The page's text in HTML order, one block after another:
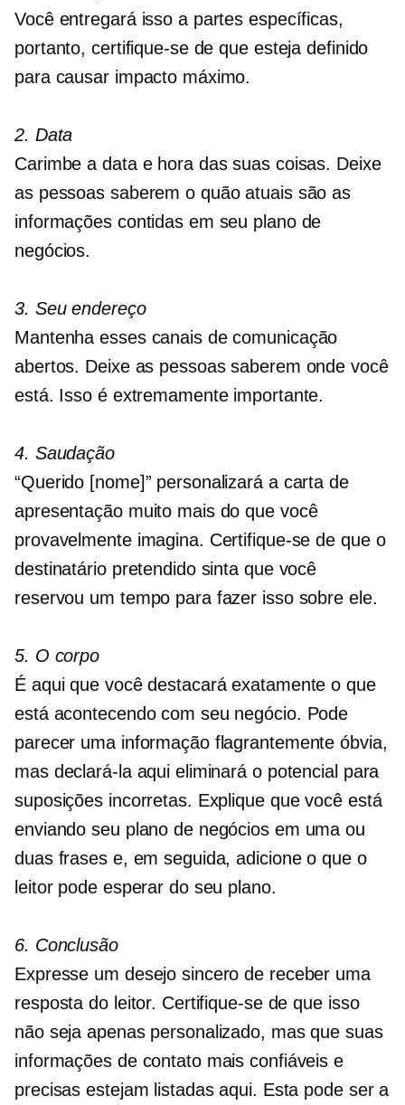
Você entregará isso a partes específicas,
portanto, certifique-se de que esteja definido
para causar impacto máximo.
2. Data
Carimbe a data e hora das suas coisas. Deixe
as pessoas saberem o quão atuais são as
informações contidas em seu plano de
negócios.
3. Seu endereço
Mantenha esses canais de comunicação
abertos. Deixe as pessoas saberem onde você
está. Isso é extremamente importante.
4. Saudação
“Querido [nome]” personalizará a carta de
apresentação muito mais do que você
provavelmente imagina. Certifique-se de que o
destinatário pretendido sinta que você
reservou um tempo para fazer isso sobre ele.
5. O corpo
É aqui que você destacará exatamente o que
está acontecendo com seu negócio. Pode
parecer uma informação flagrantemente óbvia,
mas declará-la aqui eliminará o potencial para
suposições incorretas. Explique que você está
enviando seu plano de negócios em uma ou
duas frases e, em seguida, adicione o que o
leitor pode esperar do seu plano.
6. Conclusão
Expresse um desejo sincero de receber uma
resposta do leitor. Certifique-se de que isso
não seja apenas personalizado, mas que suas
informações de contato mais confiáveis ​​e
precisas estejam listadas aqui. Esta pode ser a